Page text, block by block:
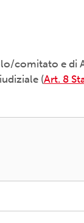
comitato e di
(Art. 8